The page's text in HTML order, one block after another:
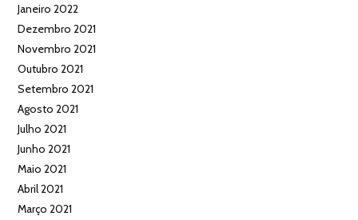
Janeiro 2022
Dezembro 2021
Novembro 2021
Outubro 2021
Setembro 2021
Agosto 2021
Julho 2021
Junho 2021
Maio 2021
Abril 2021
Março 2021